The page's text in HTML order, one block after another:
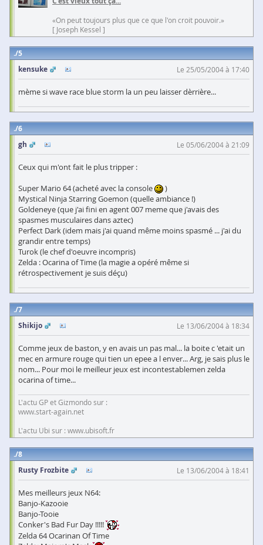
«On peut toujours plus que ce que l'on croit pouvoir.»
[ Joseph Kessel ]
5
kensuke
Le 25/05/2004 à 17:40
mème si wave race blue storm la un peu laisser dèrrière...
6
gh
Le 05/06/2004 à 21:09
Ceux qui m'ont fait le plus tripper :
Super Mario 64 (acheté avec la console
)
Mystical Ninja Starring Goemon (quelle ambiance !)
Goldeneye (que j'ai fini en agent 007 meme que j'avais des
spasmes musculaires dans aztec)
Perfect Dark (idem mais j'ai quand même moins spasmé ... j'ai du
grandir entre temps)
Turok (le chef d'oeuvre incompris)
Zelda : Ocarina of Time (la magie a opéré même si
rétrospectivement je suis déçu)
7
Shikijo
Le 13/06/2004 à 18:34
Comme jeux de baston, y en avais un pas mal... la boite c 'etait un
mec en armure rouge qui tien un epee a l enver... Arg, je sais plus le
nom... Pour moi le meilleur jeux est incontestablemen zelda
ocarina of time...
L'actu GP et Gizmondo sur :
www.start-again.net
L'actu Ubi sur : www.ubisoft.fr
8
Rusty Frozbite
Le 13/06/2004 à 18:41
Mes meilleurs jeux N64:
Banjo-Kazooie
Banjo-Tooie
Conker's Bad Fur Day !!!!!
Zelda 64 Ocarinan Of Time